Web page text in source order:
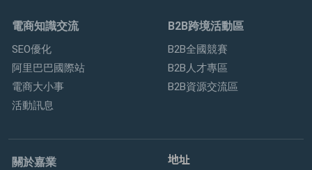
電商知識交流
SEO優化
阿里巴巴國際站
電商大小事
活動訊息
B2B跨境活動區
B2B全國競賽
B2B人才專區
B2B資源交流區
關於嘉業 地址